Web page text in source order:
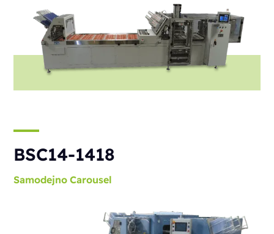
BSC14-1418
Samodejno Carousel